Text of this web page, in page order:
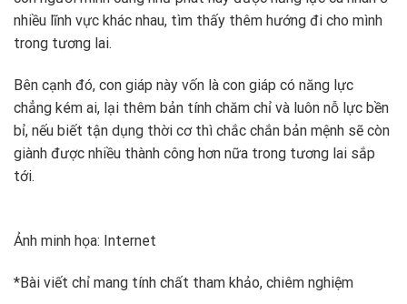
nhiều lĩnh vực khác nhau, tìm thấy thêm hướng đi cho mình
trong tương lai.
Bên cạnh đó, con giáp này vốn là con giáp có năng lực
chẳng kém ai, lại thêm bản tính chăm chỉ và luôn nỗ lực bền
bỉ, nếu biết tận dụng thời cơ thì chắc chắn bản mệnh sẽ còn
giành được nhiều thành công hơn nữa trong tương lai sắp
tới.
Ảnh minh họa: Internet
*Bài viết chỉ mang tính chất tham khảo, chiêm nghiệm